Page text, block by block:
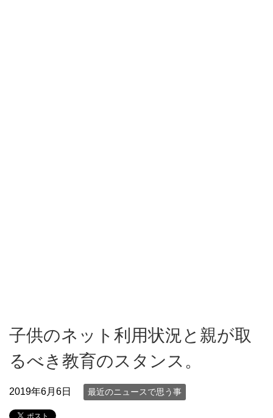
子供のネット利用状況と親が取
るべき教育のスタンス。
2019年6月6日 最近のニュースで思う事